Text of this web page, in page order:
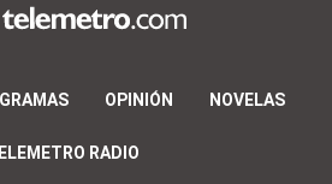
OPINIÓN NOVELAS
RADIO